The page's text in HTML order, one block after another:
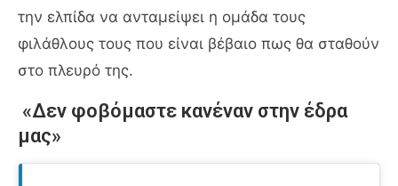
την ελπίδα να ανταμείψει η ομάδα τους
φιλάθλους τους που είναι βέβαιο πως θα σταθούν
στο πλευρό της.
«Δεν φοβόμαστε κανέναν στην έδρα
μας»